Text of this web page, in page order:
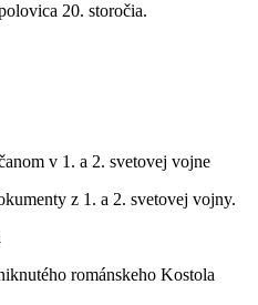
20. storočia.
v 1. a 2. svetovej vojne
z 1. a 2. svetovej vojny.
románskeho Kostola